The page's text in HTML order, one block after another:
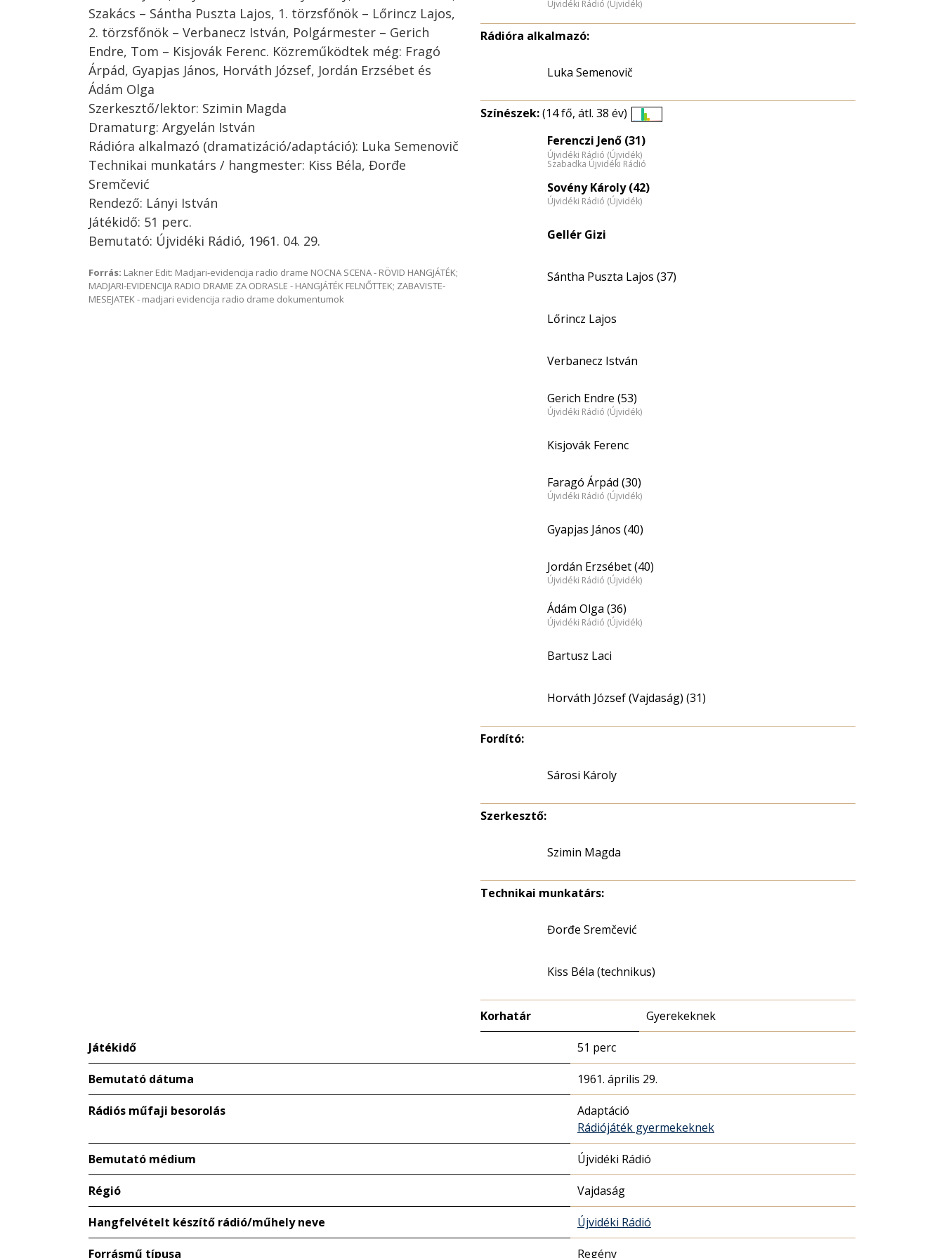
Szakács – Sántha Puszta Lajos, 1. törzsfőnök – Lőrincz Lajos,
2. törzsfőnök – Verbanecz István, Polgármester – Gerich
Endre, Tom – Kisjovák Ferenc. Közreműködtek még: Fragó
Árpád, Gyapjas János, Horváth József, Jordán Erzsébet és
Ádám Olga
Szerkesztő/lektor: Szimin Magda
Dramaturg: Argyelán István
Rádióra alkalmazó (dramatizáció/adaptáció): Luka Semenovič
Technikai munkatárs / hangmester: Kiss Béla, Đorđe
Sremčević
Rendező: Lányi István
Játékidő: 51 perc.
Bemutató: Újvidéki Rádió, 1961. 04. 29.
Forrás: Lakner Edit: Madjari-evidencija radio drame NOCNA SCENA - RÖVID HANGJÁTÉK;
MADJARI-EVIDENCIJA RADIO DRAME ZA ODRASLE - HANGJÁTÉK FELNŐTTEK; ZABAVISTE-
MESEJATEK - madjari evidencija radio drame dokumentumok
Újvidéki Rádió (Újvidék)
Rádióra alkalmazó:
Luka Semenovič
Színészek:(14 fő, átl. 38 év)
Ferenczi Jenő (31)
Újvidéki Rádió (Újvidék)
Szabadka Újvidéki Rádió
Sovény Károly (42)
Újvidéki Rádió (Újvidék)
Gellér Gizi
Sántha Puszta Lajos (37)
Lőrincz Lajos
Verbanecz István
Gerich Endre (53)
Újvidéki Rádió (Újvidék)
Kisjovák Ferenc
Faragó Árpád (30)
Újvidéki Rádió (Újvidék)
Gyapjas János (40)
Jordán Erzsébet (40)
Újvidéki Rádió (Újvidék)
Ádám Olga (36)
Újvidéki Rádió (Újvidék)
Bartusz Laci
Horváth József (Vajdaság) (31)
Fordító:
Sárosi Károly
Szerkesztő:
Szimin Magda
Technikai munkatárs:
Đorđe Sremčević
Kiss Béla (technikus)
Korhatár Gyerekeknek
Játékidő 51 perc
Bemutató dátuma 1961. április 29.
Rádiós műfaji besorolás
Adaptáció
Rádiójáték gyermekeknek
Bemutató médium Újvidéki Rádió
Régió Vajdaság
Hangfelvételt készítő rádió/műhely neve Újvidéki Rádió
Forrásmű típusa Regény